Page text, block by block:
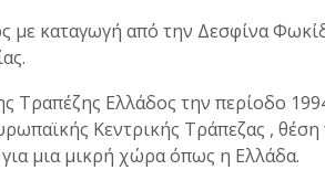
με καταγωγή από την Δεσφίνα
Τραπέζης Ελλάδος την περίοδο
Κεντρικής Τράπεζας ,
για μια μικρή χώρα όπως η Ελλάδα.